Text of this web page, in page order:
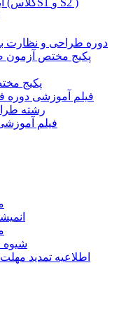
آیین نامه مجموعه پمپ های آتش نشانی (کلاسS1 و S2 )
دوره طراحی و نظارت
پکیج مختص آزمون
پکیج
فیلم آموزشی دوره
رشته
فیلم
شیوه
اطلاعیه تمدید